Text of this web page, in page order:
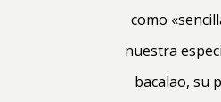
como
nuestra
bacalao, su